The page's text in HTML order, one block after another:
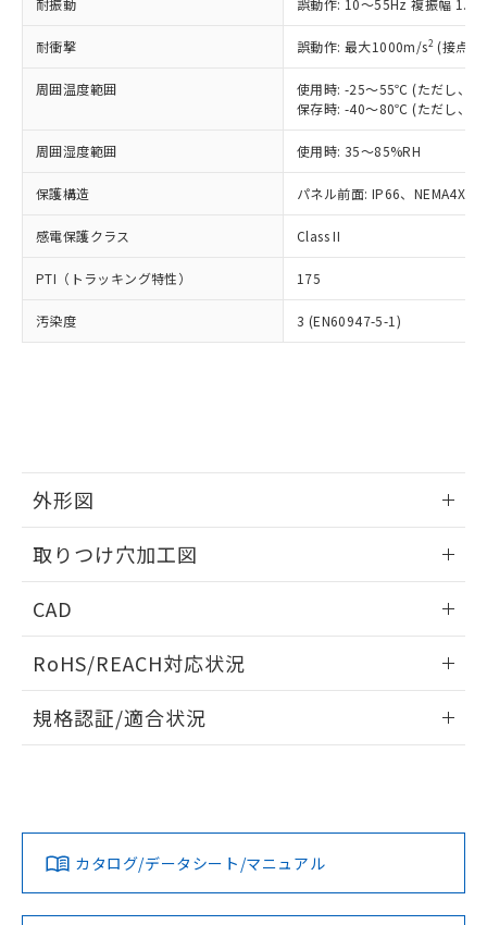
耐振動 誤動作: 10～55Hz 複振幅
耐衝撃 誤動作: 最大1000m/s2 (接点
周囲温度範囲
使用時: -25～55℃ (ただし、氷
保存時: -40～80℃ (ただし、氷
周囲湿度範囲 使用時: 35～85%RH
保護構造 パネル前面: IP66、NEMA4X,
感電保護クラス Class II
PTI（トラッキング特性） 175
汚染度 3 (EN60947-5-1)
外形図
取りつけ穴加工図
CAD
ドすることができます。
ログイン/会員登録
ダウンロードデータをご利用いただく前に、以下を必ずお読
みください。
ソフトウェアの使用条件
RoHS/REACH対応状況
EU RoHS 注意事項・凡例
対応済み
規格認証/適合状況
カタログ/データシート/マニュアル
正式な納期状況および標準価格はお客
様のお取引先、またはお客様担当のオ
ムロン制御機器販売店・当社販売員に
オムロン制御機器販売店や当社販売拠
販売ネットワーク
」をご確認
在庫状況および標準価格結果を当社の
事前の承諾なく第三者に漏洩または開
示しないようお願いします。
マイパーツ機能（部品リスト作成サー
ビス）をご利用いただくには、I-Web
メンバーズにご登録されている必要が
お客様が当ウェブサイト上で当社にご
指します。
但し、RoHS指令で産業用監視および制御機器に対する
適用除外項目は除く。
フタル酸エステル類の４物質については閾値を超える意
図的な使用がないことを確認しています。
部品在庫の切り替え状況などにより、予定
月が前後することがあります。
※3 非含有証明書ダウンロード
51物質の非含有証明書（当社基準）
※本証明書は発行日時点で非含有を証明す
るもので、過去に遡って非含有を証明する
ものではありません。
また、RoHS指令のフタル酸エステル類４
欄に対応日を記載しておりました。
既に当社にて対応品への在庫切替を完了
していることから、特段のことがない限
り、2022年1月12日より割愛しておりま
す。
DBP(フタル酸ジブチル) : 1000ppm、 DIBP(フタル酸ジ
イソブチル) : 1000ppm、 BBP(フタル酸ブチルベンジ
DEHP(フタル酸ビス(2-エチルヘキシル)) : 1000ppm
準値以下であることを示します。
「10」：通常の使用状況下において有害物
質が外部に漏えいし、環境に深刻な影響を
及ぼさない年数を意味します。
「－」：未確認です。当社販売部門へお問
全に破砕するなど、違法に輸出されな
いよう必要な手段を講じます。
当社は貴社製品を、核兵器、ミサイ
ル、化学兵器、生物兵器またはその他
武器並びにこれらの製造装置等に一切
当社は、貴社製品を第三者に販売する
場合は、上記1、2および3の内容を当
該第三者に通知します。また当社は、
販売先および販売に係わる関係者が違
法に輸出するおそれがある場合は、取
り引きをいたしません。
一定数には満たないが在庫あり
－
在庫なし(最新の在庫状況につ
いては、お客様のお取引先、ま
たはお客様担当のオムロン制御
機器販売店・当社販売員にご確
空
受注生産機種、また在庫状況の
情報を公開していない機種